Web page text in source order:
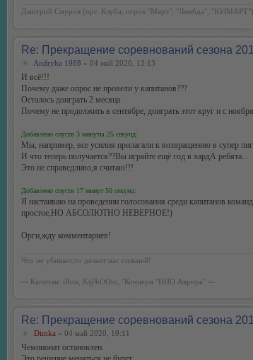
Дмитрий Смуров (орг. Клуба, игрок "Март", "Лямбда", "ЮЛМАРТ")
Re: Прекращение соревнований сезона
Andryha 1988 » 04 май 2020, 13:13
И всё!!!
Почему даже опрос не провели у капитанов???
Осталось доиграть 2 месяца.
Почему не продолжить в сентябре, доиграть этот круг и с
Добавлено спустя 3 минуты 25 секунд:
Мы, например, все усилия прилагали к возвращению в супер
И что теперь получается??Вы играйте ещё год в хардА ребята...
Это не справедливо,я считаю!!!
Добавлено спустя 17 минут 50 секунд:
Я настаиваю на проведении голосования среди капитанов
простое,НО АБСОЛЮТНО НЕВЕРНОЕ!)
Орги,жду комментариев!
Что не убивает,то делает нас сильней!
-= Капитан: iRun, K@bOOm, "Концерн "НПО Аврора" =-
Re: Прекращение соревнований сезона
Dimka » 04 май 2020, 19:11
Чемпионат остановлен.